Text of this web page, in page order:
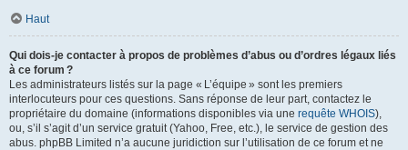
Haut
Qui dois-je contacter à propos de problèmes d’abus ou d’ordres légaux liés
à ce forum ?
Les administrateurs listés sur la page « L’équipe » sont les premiers
interlocuteurs pour ces questions. Sans réponse de leur part, contactez le
propriétaire du domaine (informations disponibles via une requête WHOIS),
ou, s’il s’agit d’un service gratuit (Yahoo, Free, etc.), le service de gestion des
abus. phpBB Limited n’a aucune juridiction sur l’utilisation de ce forum et ne